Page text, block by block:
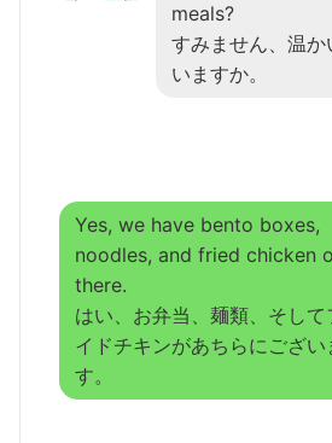
meals?
すみません、温か
いますか。
Yes, we have bento boxes,
noodles, and fried chicken
there.
はい、お弁当、麺類、そして
イドチキンがあちらにござい
す。